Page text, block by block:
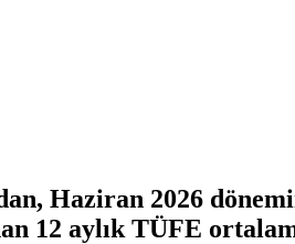
Haziran 2026
12 aylık TÜFE